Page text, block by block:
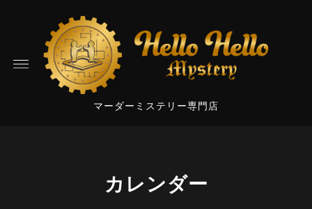
マーダーミステリー専門店
カレンダー